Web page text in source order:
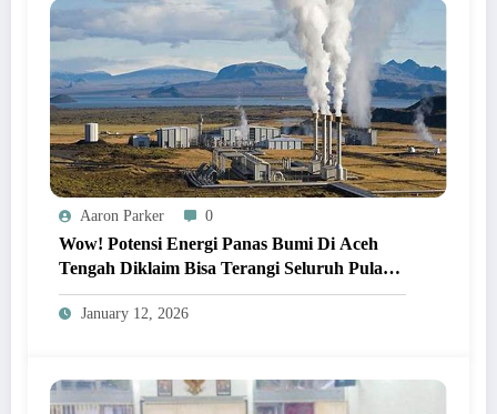
Aaron Parker 0
Wow! Potensi Energi Panas Bumi Di Aceh
Tengah Diklaim Bisa Terangi Seluruh Pulau
Sumatera!
January 12, 2026